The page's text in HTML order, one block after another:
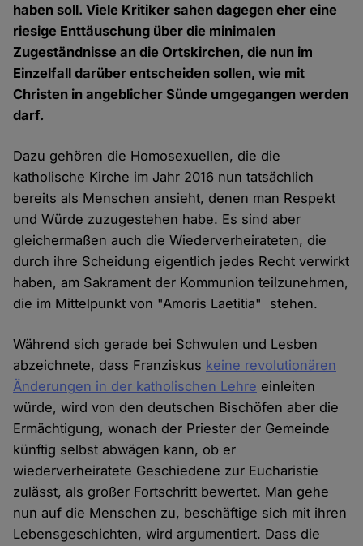
haben soll. Viele Kritiker sahen dagegen eher eine
riesige Enttäuschung über die minimalen
Zugeständnisse an die Ortskirchen, die nun im
Einzelfall darüber entscheiden sollen, wie mit
Christen in angeblicher Sünde umgegangen werden
darf.
Dazu gehören die Homosexuellen, die die
katholische Kirche im Jahr 2016 nun tatsächlich
bereits als Menschen ansieht, denen man Respekt
und Würde zuzugestehen habe. Es sind aber
gleichermaßen auch die Wiederverheirateten, die
durch ihre Scheidung eigentlich jedes Recht verwirkt
haben, am Sakrament der Kommunion teilzunehmen,
die im Mittelpunkt von "Amoris Laetitia" stehen.
Während sich gerade bei Schwulen und Lesben
abzeichnete, dass Franziskus keine revolutionären
Änderungen in der katholischen Lehre einleiten
würde, wird von den deutschen Bischöfen aber die
Ermächtigung, wonach der Priester der Gemeinde
künftig selbst abwägen kann, ob er
wiederverheiratete Geschiedene zur Eucharistie
zulässt, als großer Fortschritt bewertet. Man gehe
nun auf die Menschen zu, beschäftige sich mit ihren
Lebensgeschichten, wird argumentiert. Dass die